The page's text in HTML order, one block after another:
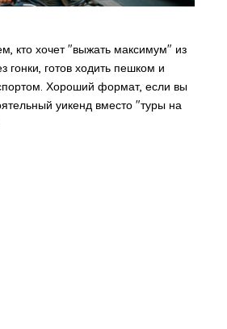
кто хочет "выжать максимум" из
гонки, готов ходить пешком и
Хороший формат, если вы
уикенд вместо "туры на